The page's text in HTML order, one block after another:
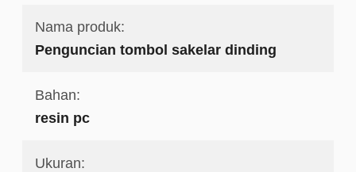
Nama produk:
Penguncian tombol sakelar dinding
Bahan:
resin pc
Ukuran: